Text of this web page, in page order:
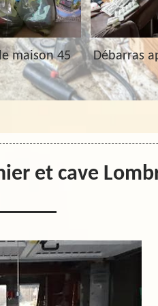
maison 45 Débarras
et cave